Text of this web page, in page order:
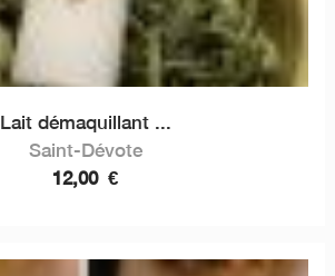
Lait démaquillant ...
Saint-Dévote
12,00 €